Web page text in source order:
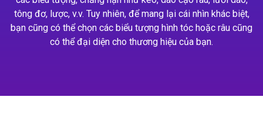
tông đơ, lược, v.v. Tuy nhiên, để mang lại cái nhìn khác biệt,
bạn cũng có thể chọn các biểu tượng hình tóc hoặc râu cũng
có thể đại diện cho thương hiệu của bạn.